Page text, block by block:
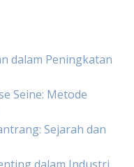
dalam Peningkatan
Seine: Metode
Sejarah dan